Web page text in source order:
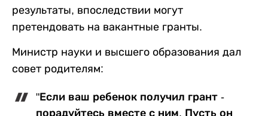
результаты, впоследствии могут
претендовать на вакантные гранты.
Министр науки и высшего образования дал
совет родителям:
"Если ваш ребенок получил грант -
порадуйтесь вместе с ним. Пусть он